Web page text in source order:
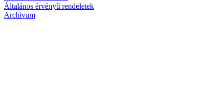
Általános érvényű rendeletek
Archívum